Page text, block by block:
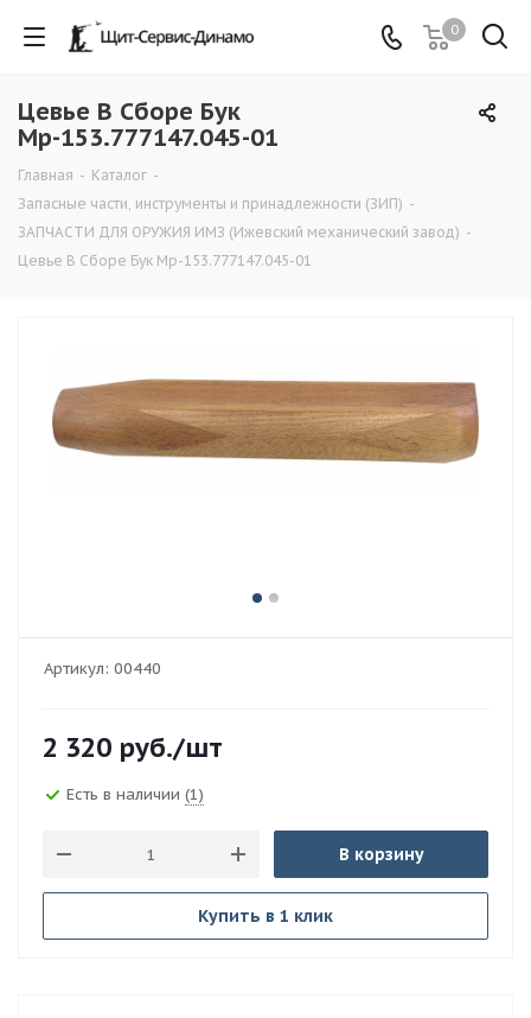
0
Цевье В Сборе Бук
Мр-153.777147.045-01
Главная - Каталог -
Запасные части, инструменты и принадлежности (ЗИП) -
ЗАПЧАСТИ ДЛЯ ОРУЖИЯ ИМЗ (Ижевский механический завод) -
Цевье В Сборе Бук Мр-153.777147.045-01
Артикул: 00440
2 320 руб./шт
Есть в наличии (1)
В корзину
Купить в 1 клик